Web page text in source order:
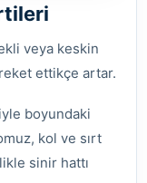
veya keskin
ettikçe artar.
boyundaki
kol ve sırt
sinir hattı